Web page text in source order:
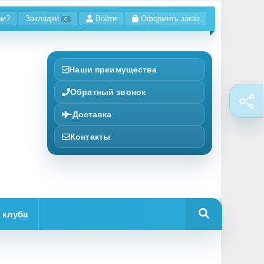
Закладки 0 Войти Оформить заказ
Наши преимущества
Обратный звонок
Доставка
Контакты